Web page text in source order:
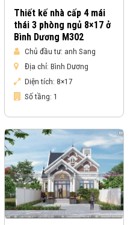
Thiết kế nhà cấp 4 mái
thái 3 phòng ngủ 8×17 ở
Bình Dương M302
Chủ đầu tư: anh Sang
Địa chỉ: Bình Dương
Diện tích: 8×17
Số tầng: 1